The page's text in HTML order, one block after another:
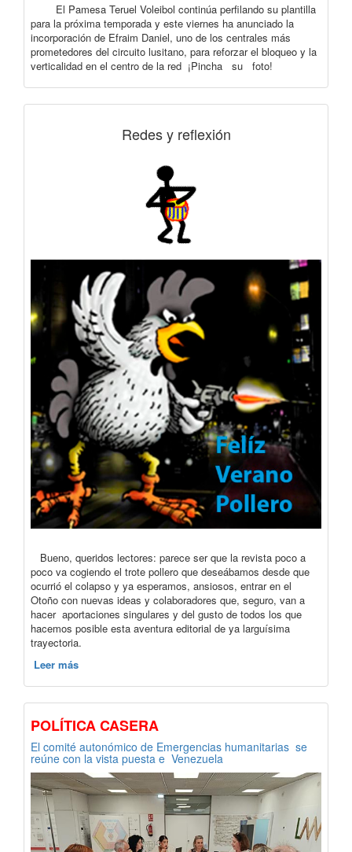
El Pamesa Teruel Voleibol continúa perfilando su plantilla
para la próxima temporada y este viernes ha anunciado la
incorporación de Efraim Daniel, uno de los centrales más
prometedores del circuito lusitano, para reforzar el bloqueo y la
verticalidad en el centro de la red ¡Pincha su foto!
Redes y reflexión
Bueno, queridos lectores: parece ser que la revista poco a
poco va cogiendo el trote pollero que deseábamos desde que
ocurrió el colapso y ya esperamos, ansiosos, entrar en el
Otoño con nuevas ideas y colaboradores que, seguro, van a
hacer aportaciones singulares y del gusto de todos los que
hacemos posible esta aventura editorial de ya larguísima
trayectoria.
Leer más
POLÍTICA CASERA
El comité autonómico de Emergencias humanitarias se
reúne con la vista puesta e Venezuela